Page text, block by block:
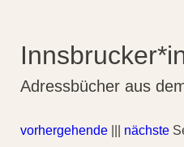
Adressbücher aus
vorhergehende nächste